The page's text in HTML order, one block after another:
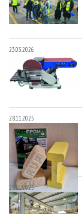
23.03.2026
28.11.2025
28.11.2025